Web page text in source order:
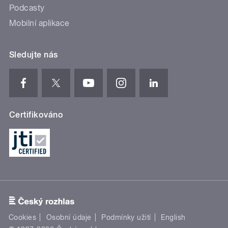
Podcasty
Mobilní aplikace
Sledujte nás
Certifikováno
Cookies Osobní údaje Podmínky užití
English